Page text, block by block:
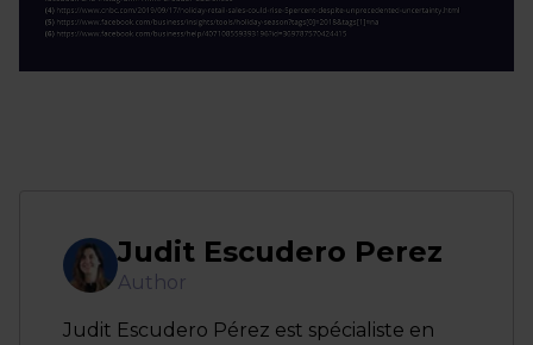
Judit Escudero Perez
Author
Judit Escudero Pérez est spécialiste en